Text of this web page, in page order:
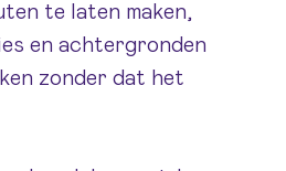
te laten maken,
en achtergronden
zonder dat het